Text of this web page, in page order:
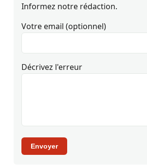
Informez notre rédaction.
Votre email (optionnel)
Décrivez l'erreur
Envoyer